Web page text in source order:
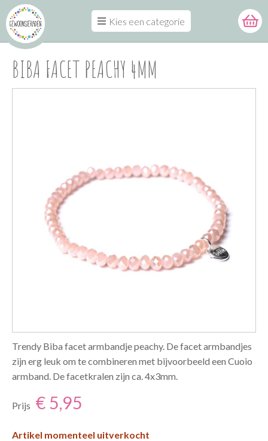
Kies een categorie
BIBA FACET PEACHY 4MM
Trendy Biba facet armbandje peachy. De facet armbandjes
zijn erg leuk om te combineren met bijvoorbeeld een Cuoio
armband. De facetkralen zijn ca. 4x3mm.
Prijs € 5,95
Artikel momenteel uitverkocht